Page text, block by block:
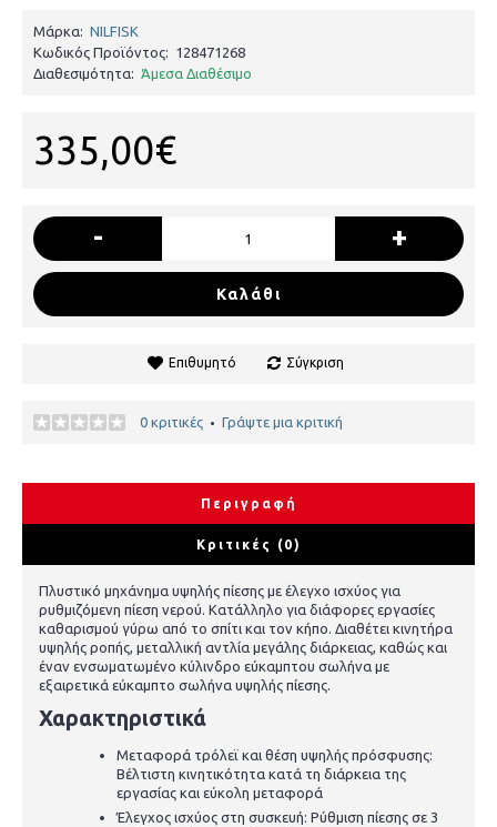
Μάρκα: NILFISK
Κωδικός Προϊόντος: 128471268
Διαθεσιμότητα: Άμεσα Διαθέσιμο
335,00€
- +
Καλάθι
Επιθυμητό Σύγκριση
0 κριτικές • Γράψτε μια κριτική
Περιγραφή
Κριτικές (0)
Πλυστικό μηχάνημα υψηλής πίεσης με έλεγχο ισχύος για
ρυθμιζόμενη πίεση νερού. Κατάλληλο για διάφορες εργασίες
καθαρισμού γύρω από το σπίτι και τον κήπο. Διαθέτει κινητήρα
υψηλής ροπής, μεταλλική αντλία μεγάλης διάρκειας, καθώς και
έναν ενσωματωμένο κύλινδρο εύκαμπτου σωλήνα με
εξαιρετικά εύκαμπτο σωλήνα υψηλής πίεσης.
Χαρακτηριστικά
Μεταφορά τρόλεϊ και θέση υψηλής πρόσφυσης:
Βέλτιστη κινητικότητα κατά τη διάρκεια της
εργασίας και εύκολη μεταφορά
Έλεγχος ισχύος στη συσκευή: Ρύθμιση πίεσης σε 3